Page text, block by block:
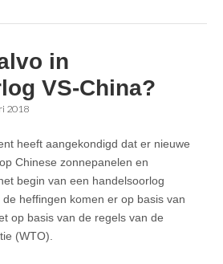
in
VS-China?
2018
heeft aangekondigd dat er nieuwe
Chinese zonnepanelen en
begin van een handelsoorlog
heffingen komen er op basis van
op basis van de regels van de
(WTO).